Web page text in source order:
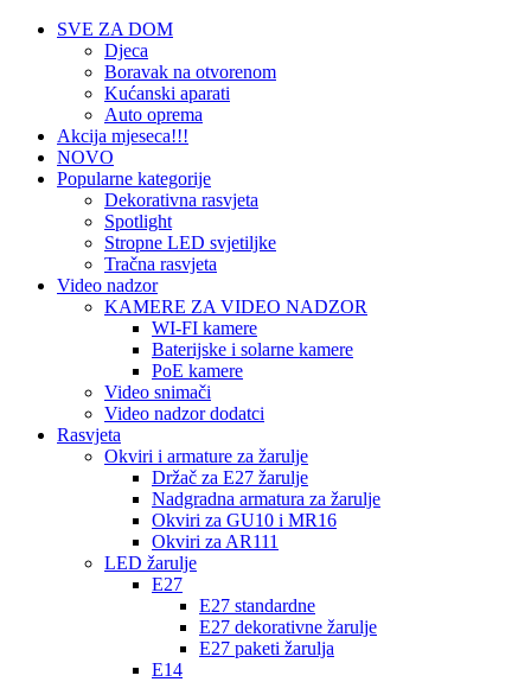
SVE ZA DOM
Djeca
Boravak na otvorenom
Kućanski aparati
Auto oprema
Akcija mjeseca!!!
NOVO
Popularne kategorije
Dekorativna rasvjeta
Spotlight
Stropne LED svjetiljke
Tračna rasvjeta
Video nadzor
KAMERE ZA VIDEO NADZOR
WI-FI kamere
Baterijske i solarne kamere
PoE kamere
Video snimači
Video nadzor dodatci
Rasvjeta
Okviri i armature za žarulje
Držač za E27 žarulje
Nadgradna armatura za žarulje
Okviri za GU10 i MR16
Okviri za AR111
LED žarulje
E27
E27 standardne
E27 dekorativne žarulje
E27 paketi žarulja
E14